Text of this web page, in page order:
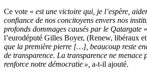
Ce vote « est une victoire qui, je l’espère,
confiance de nos concitoyens envers nos
profonds dommages causés par le Qatargate
l’eurodéputé Gilles Boyer, (Renew, libéraux
que la première pierre […], beaucoup reste
de transparence. La transparence ne menace
renforce notre démocratie », a-t-il ajouté.